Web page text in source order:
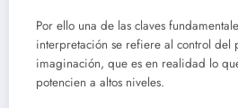
Por ello una de las claves
interpretación se refiere al control del
imaginación, que es en realidad lo
potencien a altos niveles.